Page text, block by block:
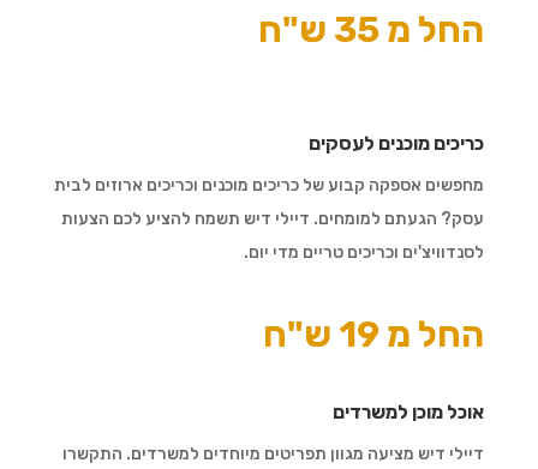
החל מ 35 ש"ח
כריכים מוכנים לעסקים
מחפשים אספקה קבוע של כריכים מוכנים וכריכים ארוזים לבית
עסק? הגעתם למומחים. דיילי דיש תשמח להציע לכם הצעות
לסנדוויצ'ים וכריכים טריים מדי יום.
החל מ 19 ש"ח
אוכל מוכן למשרדים
דיילי דיש מציעה מגוון תפריטים מיוחדים למשרדים. התקשרו